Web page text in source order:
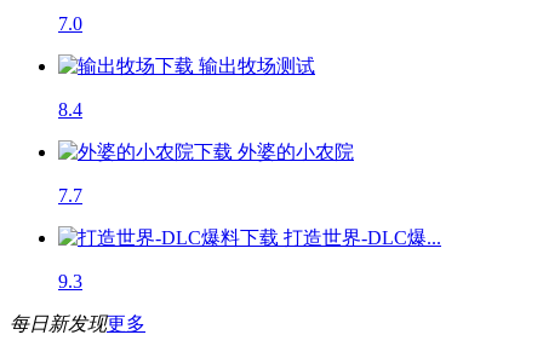
7.0
输出牧场测试
8.4
外婆的小农院
7.7
打造世界-DLC爆...
9.3
每日新发现更多